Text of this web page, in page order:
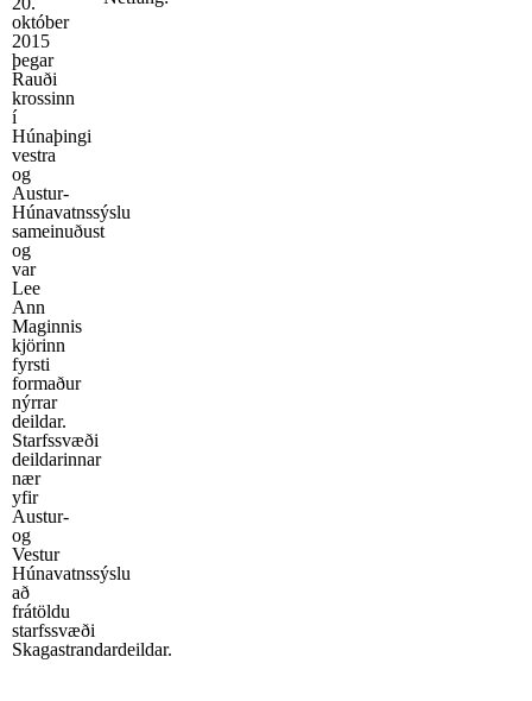
október
2015
þegar
Rauði
krossinn
í
Húnaþingi
vestra
og
Austur-
Húnavatnssýslu
sameinuðust
og
var
Lee
Ann
Maginnis
kjörinn
fyrsti
formaður
nýrrar
deildar.
Starfssvæði
deildarinnar
nær
yfir
Austur-
og
Vestur
Húnavatnssýslu
að
frátöldu
starfssvæði
Skagastrandardeildar.